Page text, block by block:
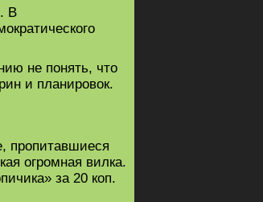
В
не понять, что
и планировок.
пропитавшиеся
огромная вилка.
за 20 коп.